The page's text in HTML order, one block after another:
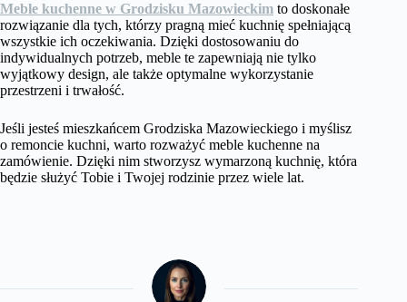
Meble kuchenne w Grodzisku Mazowieckim to doskonałe
rozwiązanie dla tych, którzy pragną mieć kuchnię spełniającą
wszystkie ich oczekiwania. Dzięki dostosowaniu do
indywidualnych potrzeb, meble te zapewniają nie tylko
wyjątkowy design, ale także optymalne wykorzystanie
przestrzeni i trwałość.
Jeśli jesteś mieszkańcem Grodziska Mazowieckiego i myślisz
o remoncie kuchni, warto rozważyć meble kuchenne na
zamówienie. Dzięki nim stworzysz wymarzoną kuchnię, która
będzie służyć Tobie i Twojej rodzinie przez wiele lat.